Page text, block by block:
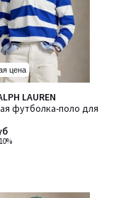
цена
LAUREN
футболка-поло для